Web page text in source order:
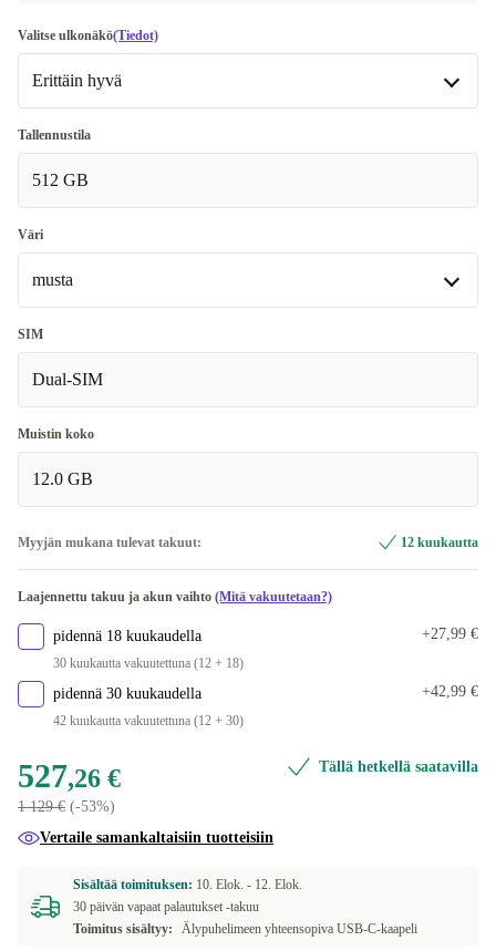
Valitse ulkonäkö(Tiedot)
Erittäin hyvä
Erittäin hyvä
Erinomainen
Premium
Tallennustila
512 GB
Väri
musta
musta
Saatavilla muissa konfiguraatioissa
vihreä
SIM
Dual-SIM
Muistin koko
12.0 GB
Myyjän mukana tulevat takuut: 12 kuukautta
Laajennettu takuu ja akun vaihto (Mitä vakuutetaan?)
pidennä 18 kuukaudella
30 kuukautta vakuutettuna (12 + 18)
+27,99 €
pidennä 30 kuukaudella
42 kuukautta vakuutettuna (12 + 30)
+42,99 €
527,26 €
1 129 € (-53%)
Tällä hetkellä saatavilla
Vertaile samankaltaisiin tuotteisiin
Sisältää toimituksen: 10. Elok. - 12. Elok.
30 päivän vapaat palautukset -takuu
Toimitus sisältyy:
Älypuhelimeen yhteensopiva USB-C-kaapeli